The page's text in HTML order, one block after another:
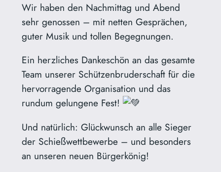
Wir haben den Nachmittag und Abend
sehr genossen – mit netten Gesprächen,
guter Musik und tollen Begegnungen.
Ein herzliches Dankeschön an das gesamte
Team unserer Schützenbruderschaft für die
hervorragende Organisation und das
rundum gelungene Fest!
Und natürlich: Glückwunsch an alle Sieger
der Schießwettbewerbe – und besonders
an unseren neuen Bürgerkönig!